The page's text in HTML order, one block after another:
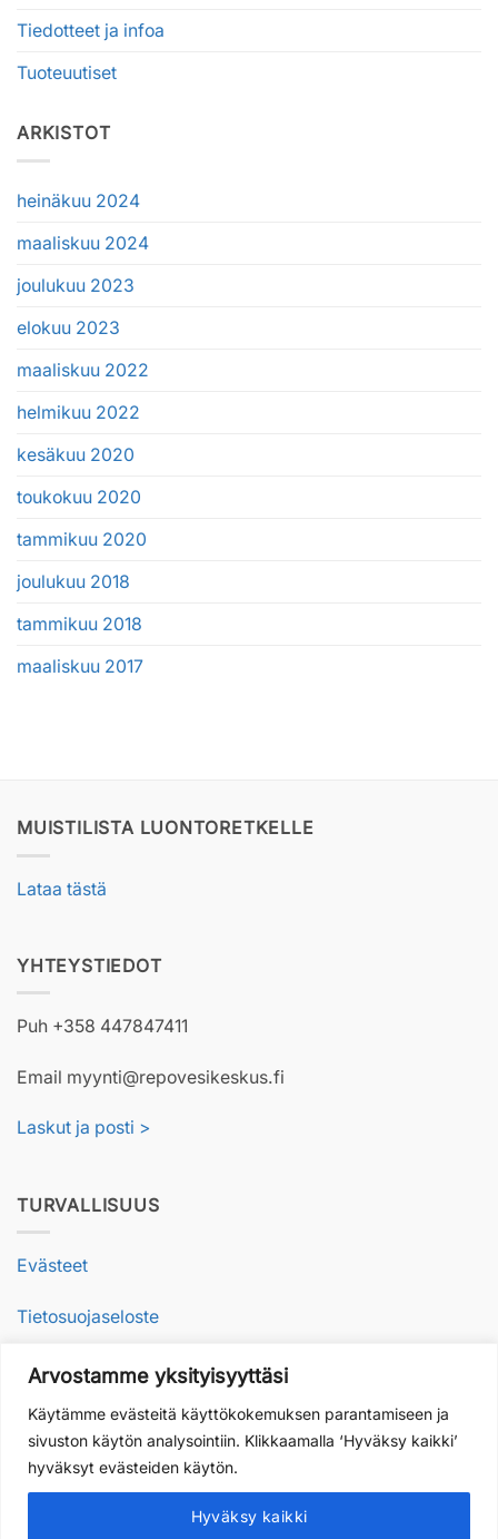
Arvostamme yksityisyyttäsi
Käytämme evästeitä käyttökokemuksen parantamiseen ja
sivuston käytön analysointiin. Klikkaamalla ‘Hyväksy kaikki’
hyväksyt evästeiden käytön.
Hyväksy kaikki
Tiedotteet ja infoa
Tuoteuutiset
ARKISTOT
heinäkuu 2024
maaliskuu 2024
joulukuu 2023
elokuu 2023
maaliskuu 2022
helmikuu 2022
kesäkuu 2020
toukokuu 2020
tammikuu 2020
joulukuu 2018
tammikuu 2018
maaliskuu 2017
MUISTILISTA LUONTORETKELLE
Lataa tästä
YHTEYSTIEDOT
Puh +358 447847411
Email myynti@repovesikeskus.fi
Laskut ja posti >
TURVALLISUUS
Evästeet
Tietosuojaseloste
VASTUULLISUUS
Vastuullisesti luonnossa
Arvot toiminnassamme